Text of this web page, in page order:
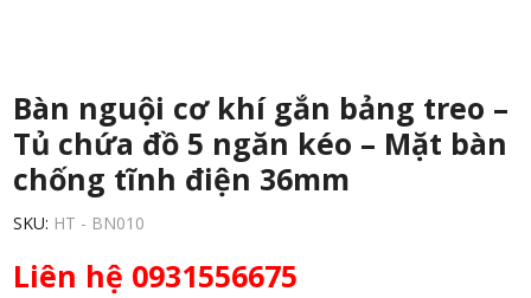
Bàn nguội cơ khí gắn bảng treo –
Tủ chứa đồ 5 ngăn kéo – Mặt bàn
chống tĩnh điện 36mm
SKU: HT - BN010
Liên hệ 0931556675